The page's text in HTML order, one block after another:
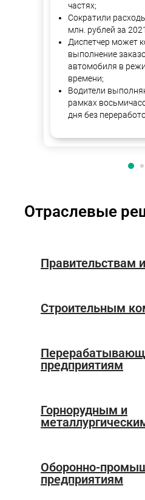
частях;
Сократили
млн. рублей за
Диспетчер может
выполнение
автомобиля в
времени;
Водители
рамках
дня без
Отраслевые
Правительствам
Строительным
предприятиям
Горнорудным и
Оборонно-
предприятиям